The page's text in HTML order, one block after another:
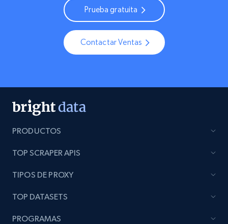
Prueba gratuita
Contactar Ventas
PRODUCTOS
TOP SCRAPER APIS
TIPOS DE PROXY
TOP DATASETS
PROGRAMAS